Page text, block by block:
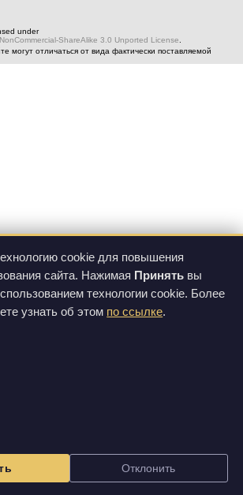
cookie для повышения
сайта. Нажимая Принять вы
технологии cookie. Более
узнать об этом по ссылке.
Отклонить
under
ShareAlike 3.0 Unported License
могут отличаться от вида фактически поставляемой